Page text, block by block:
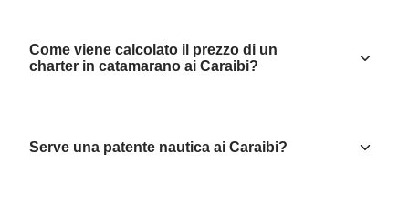
Come viene calcolato il prezzo di un
charter in catamarano ai Caraibi?
Serve una patente nautica ai Caraibi?